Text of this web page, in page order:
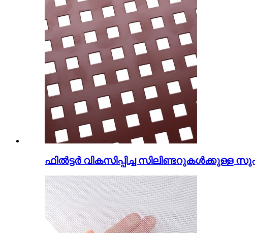
ഫിൽട്ടർ വികസിപ്പിച്ച സിലിണ്ടറുകൾക്കുള്ള